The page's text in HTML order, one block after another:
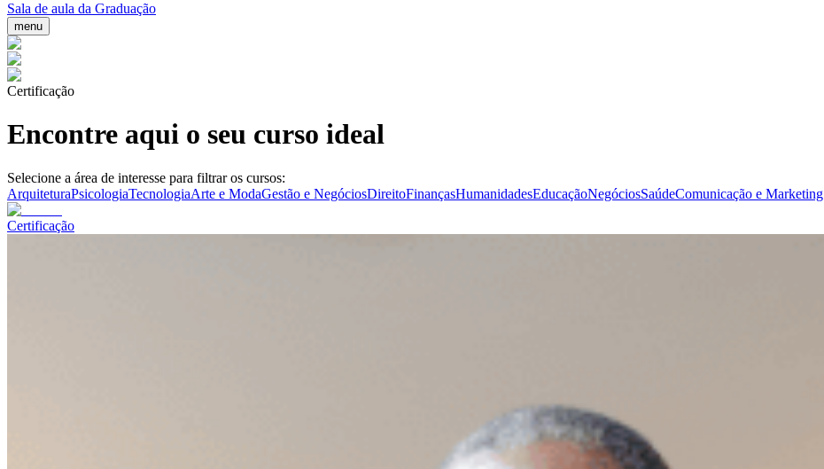
Sala de aula da Graduação
menu
Certificação
Encontre aqui o seu curso ideal
Selecione a área de interesse para filtrar os cursos:
ArquiteturaPsicologiaTecnologiaArte e ModaGestão e NegóciosDireitoFinançasHumanidadesEducaçãoNegóciosSaúdeComunicação e Marketing
Certificação